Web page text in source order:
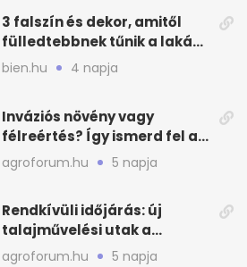
3 falszín és dekor, amitől
fülledtebbnek tűnik a lakás
nyáron
bien.hu 4 napja
Inváziós növény vagy
félreértés? Így ismerd fel a
valódi kockázatot
agroforum.hu 5 napja
Rendkívüli időjárás: új
talajművelési utak a
gazdáknak
agroforum.hu 5 napja